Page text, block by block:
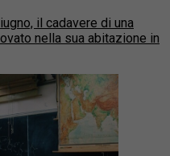
il cadavere di una
nella sua abitazione in